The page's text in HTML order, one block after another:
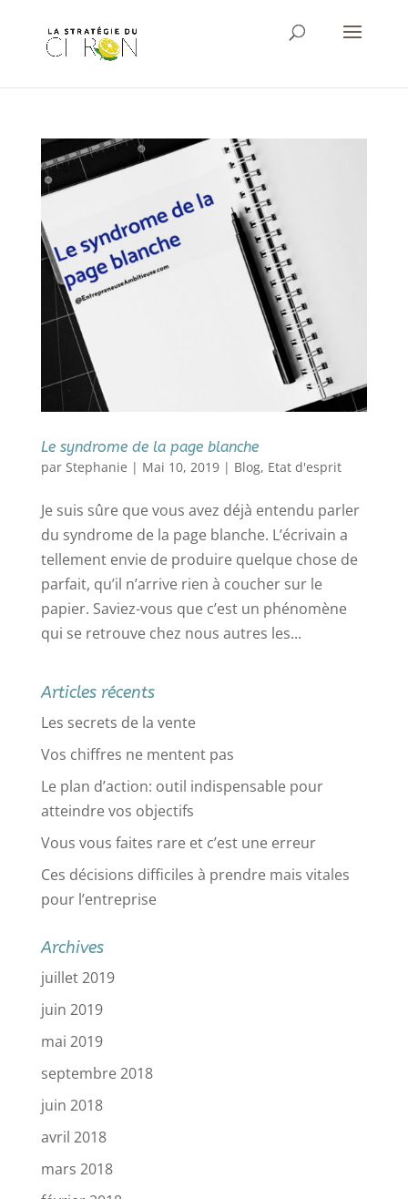
Le syndrome de la page blanche
par Stephanie | Mai 10, 2019| Blog, Etat d'esprit
Je suis sûre que vous avez déjà entendu parler
du syndrome de la page blanche. L’écrivain a
tellement envie de produire quelque chose de
parfait, qu’il n’arrive rien à coucher sur le
papier. Saviez-vous que c’est un phénomène
qui se retrouve chez nous autres les...
Articles récents
Les secrets de la vente
Vos chiffres ne mentent pas
Le plan d’action: outil indispensable pour
atteindre vos objectifs
Vous vous faites rare et c’est une erreur
Ces décisions difficiles à prendre mais vitales
pour l’entreprise
Archives
juillet 2019
juin 2019
mai 2019
septembre 2018
juin 2018
avril 2018
mars 2018